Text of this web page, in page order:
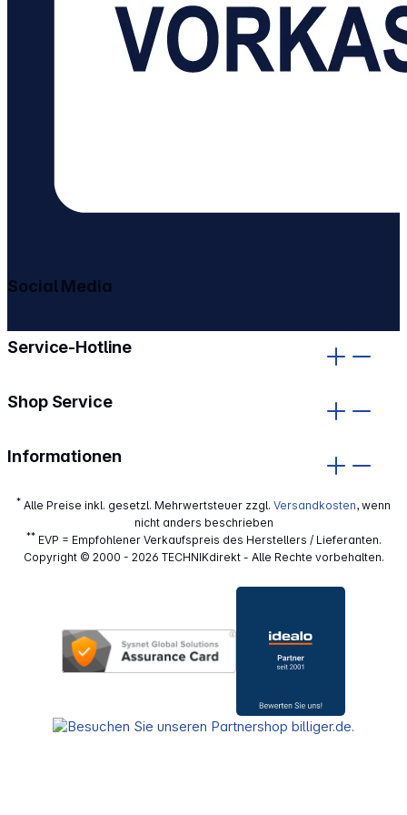
Service-Hotline
Shop Service
Informationen
Social Media
* Alle Preise inkl. gesetzl. Mehrwertsteuer zzgl. Versandkosten, wenn
nicht anders beschrieben
**EVP = Empfohlener Verkaufspreis des Herstellers / Lieferanten.
Copyright © 2000 - 2026 TECHNIKdirekt - Alle Rechte vorbehalten.